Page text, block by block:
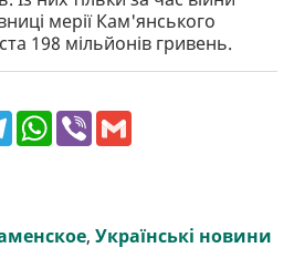
мерії Кам'янського
198 мільйонів гривень.
T
e
a
m
W
h
p
p
V
, Українські новини